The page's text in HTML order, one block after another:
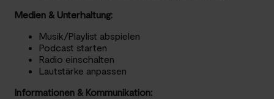
Medien & Unterhaltung:
Musik/Playlist abspielen
Podcast starten
Radio einschalten
Lautstärke anpassen
Informationen & Kommunikation: